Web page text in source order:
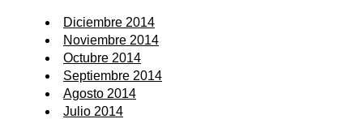
Diciembre 2014
Noviembre 2014
Octubre 2014
Septiembre 2014
Agosto 2014
Julio 2014